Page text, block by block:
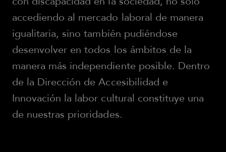
accediendo al mercado laboral de manera
igualitaria, sino también pudiéndose
desenvolver en todos los ámbitos de la
manera más independiente posible. Dentro
de la Dirección de Accesibilidad e
Innovación la labor cultural constituye una
de nuestras prioridades.